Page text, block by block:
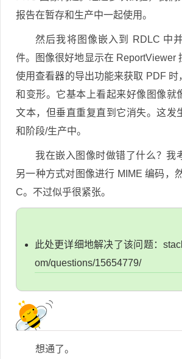
报告在暂存和生产中一起使用。
然后我将图像嵌入到 RDLC 中
件。图像很好地显示在 ReportViewer
使用查看器的导出功能来获取 PDF 时
和变形。它基本上看起来好像图像就
文本，但垂直重复直到它消失。这发
和阶段/生产中。
我在嵌入图像时做错了什么？我
另一种方式对图像进行 MIME 编码，
C。不过似乎很紧张。
此处更详细地解决了该问题：
om/questions/15654779/
想通了。